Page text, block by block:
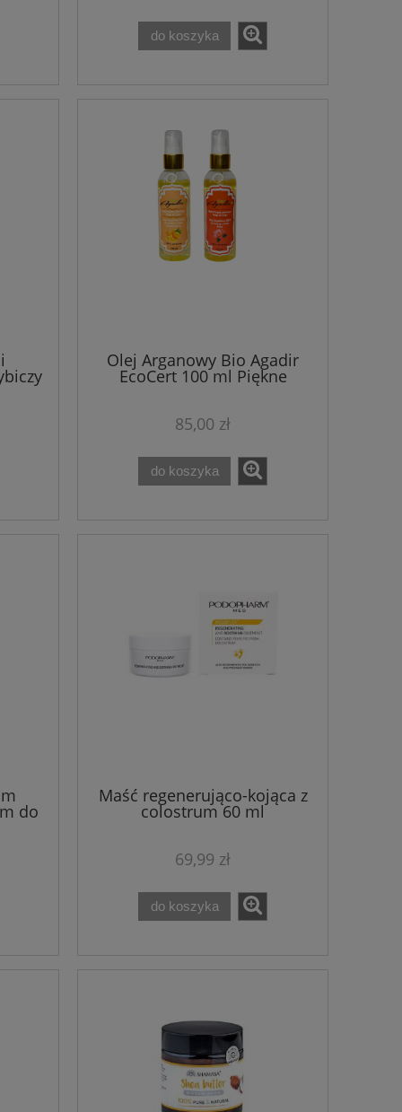
do koszyka
Olej Arganowy Bio Agadir
EcoCert 100 ml Piękne
85,00 zł
do koszyka
do
Maść regenerująco-kojąca z
colostrum 60 ml
69,99 zł
do koszyka